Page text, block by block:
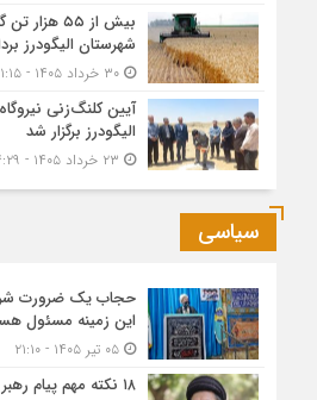
بیش از ۵۵
شهرستان الیگودرز
۳۰ خرداد ۱۴۰۵ - ۱:۱۵
الیگودرز برگزار شد
سیاسی
حجاب یک ضرورت
این زمینه مسئول
۰۵ تیر ۱۴۰۵ - ۲۱:۱۰
۱۸ نکته مهم پیام رهبر معظم انقلاب